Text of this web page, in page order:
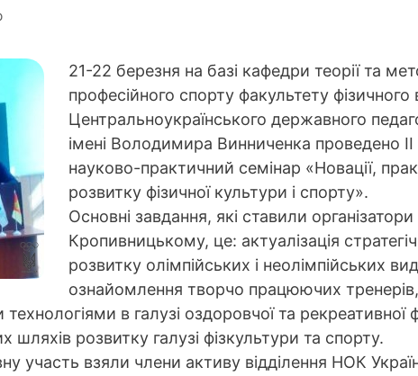
21-22 березня на базі кафедри теорії та
професійного спорту факультету фізичного
Центральноукраїнського державного
імені Володимира Винниченка проведено ІІ
науково-практичний семінар «Новації,
розвитку фізичної культури і спорту».
Основні завдання, які ставили
Кропивницькому, це: актуалізація
розвитку олімпійських і неолімпійських
ознайомлення творчо працюючих тренерів,
в галузі оздоровчої та рекреативної
розвитку галузі фізкультури та спорту.
участь взяли члени активу відділення НОК